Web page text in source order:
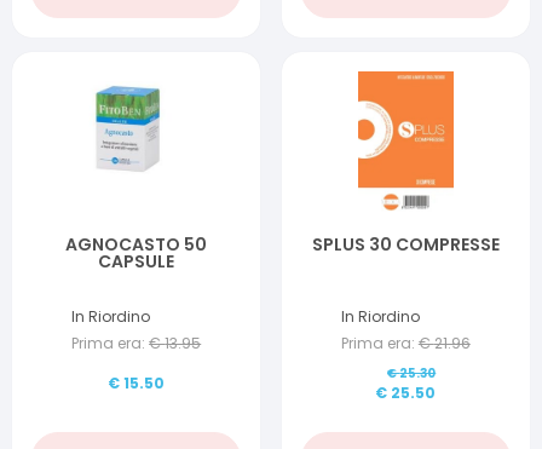
AGNOCASTO 50
CAPSULE
In Riordino
Prima era: €13.95
€15.50
SPLUS 30 COMPRESSE
In Riordino
Prima era: €21.96
€25.30
€ 25.50